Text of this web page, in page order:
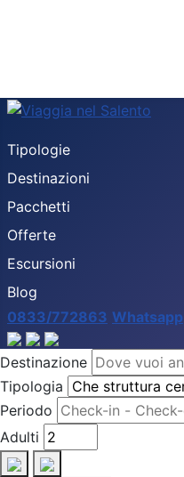
Tipologie
Destinazioni
Pacchetti
Offerte
Escursioni
Blog
0833/772863 Whatsapp
Destinazione
Tipologia
Periodo
Adulti